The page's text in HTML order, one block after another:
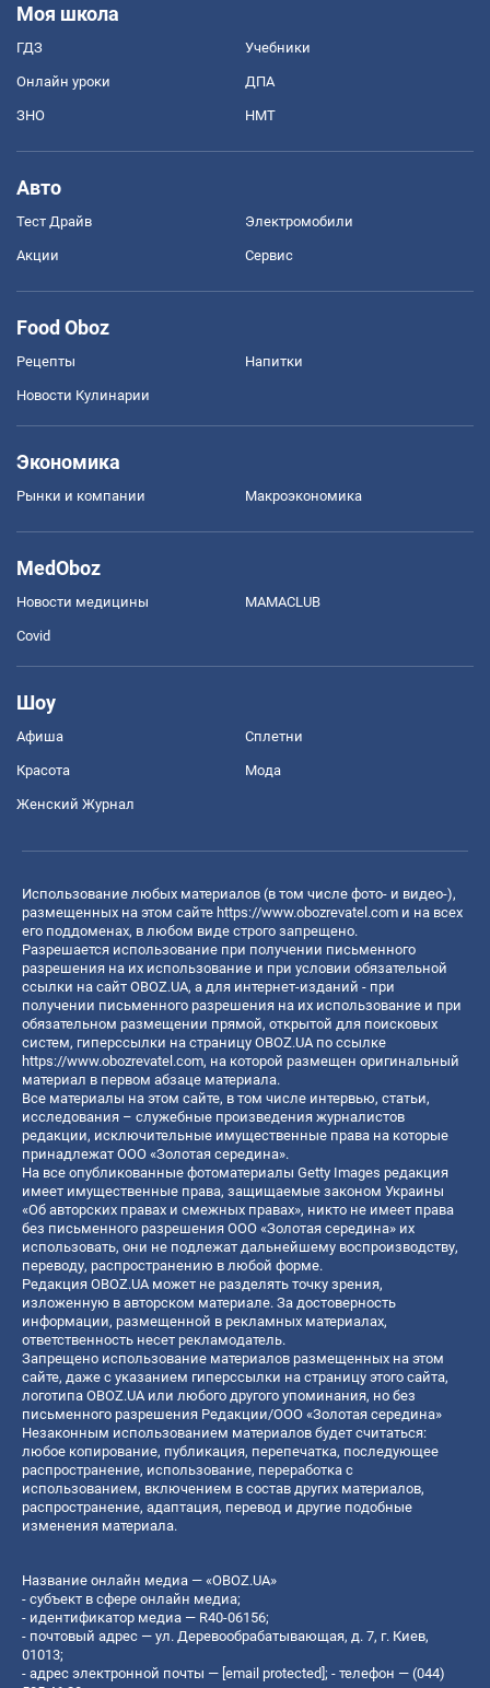
Моя школа
ГДЗ Учебники
Онлайн уроки ДПА
ЗНО НМТ
Авто
Тест Драйв Электромобили
Акции Сервис
Food Oboz
Рецепты Напитки
Новости Кулинарии
Экономика
Рынки и компании Mакроэкономика
MedOboz
Новости медицины MAMACLUB
Covid
Шоу
Афиша Сплетни
Красота Мода
Женский Журнал
Использование любых материалов (в том числе фото- и видео-),
размещенных на этом сайте https://www.obozrevatel.com и на всех
его поддоменах, в любом виде строго запрещено.
Разрешается использование при получении письменного
разрешения на их использование и при условии обязательной
ссылки на сайт OBOZ.UA, а для интернет-изданий - при
получении письменного разрешения на их использование и при
обязательном размещении прямой, открытой для поисковых
систем, гиперссылки на страницу OBOZ.UA по ссылке
https://www.obozrevatel.com, на которой размещен оригинальный
материал в первом абзаце материала.
Все материалы на этом сайте, в том числе интервью, статьи,
исследования – служебные произведения журналистов
редакции, исключительные имущественные права на которые
принадлежат ООО «Золотая середина».
На все опубликованные фотоматериалы Getty Images редакция
имеет имущественные права, защищаемые законом Украины
«Об авторских правах и смежных правах», никто не имеет права
без письменного разрешения ООО «Золотая середина» их
использовать, они не подлежат дальнейшему воспроизводству,
переводу, распространению в любой форме.
Редакция OBOZ.UA может не разделять точку зрения,
изложенную в авторском материале. За достоверность
информации, размещенной в рекламных материалах,
ответственность несет рекламодатель.
Запрещено использование материалов размещенных на этом
сайте, даже с указанием гиперссылки на страницу этого сайта,
логотипа OBOZ.UA или любого другого упоминания, но без
письменного разрешения Редакции/ООО «Золотая середина»
Незаконным использованием материалов будет считаться:
любое копирование, публикация, перепечатка, последующее
распространение, использование, переработка с
использованием, включением в состав других материалов,
распространение, адаптация, перевод и другие подобные
изменения материала.
Название онлайн медиа — «OBOZ.UA»
- субъект в сфере онлайн медиа;
- идентификатор медиа — R40-06156;
- почтовый адрес — ул. Деревообрабатывающая, д. 7, г. Киев,
01013;
- адрес электронной почты — [email protected]; - телефон — (044)